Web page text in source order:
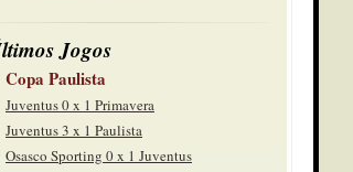
Jogos
Copa Paulista
Juventus 0 x 1 Primavera
Juventus 3 x 1 Paulista
Osasco Sporting 0 x 1 Juventus